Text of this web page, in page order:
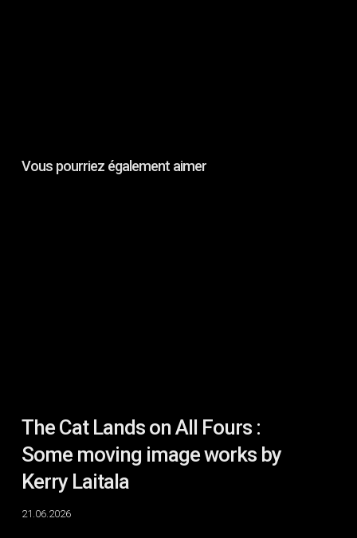
Vous pourriez également aimer
Laitala
The Cat Lands on All Fours :
Some moving image works by
Kerry Laitala
21.06.2026